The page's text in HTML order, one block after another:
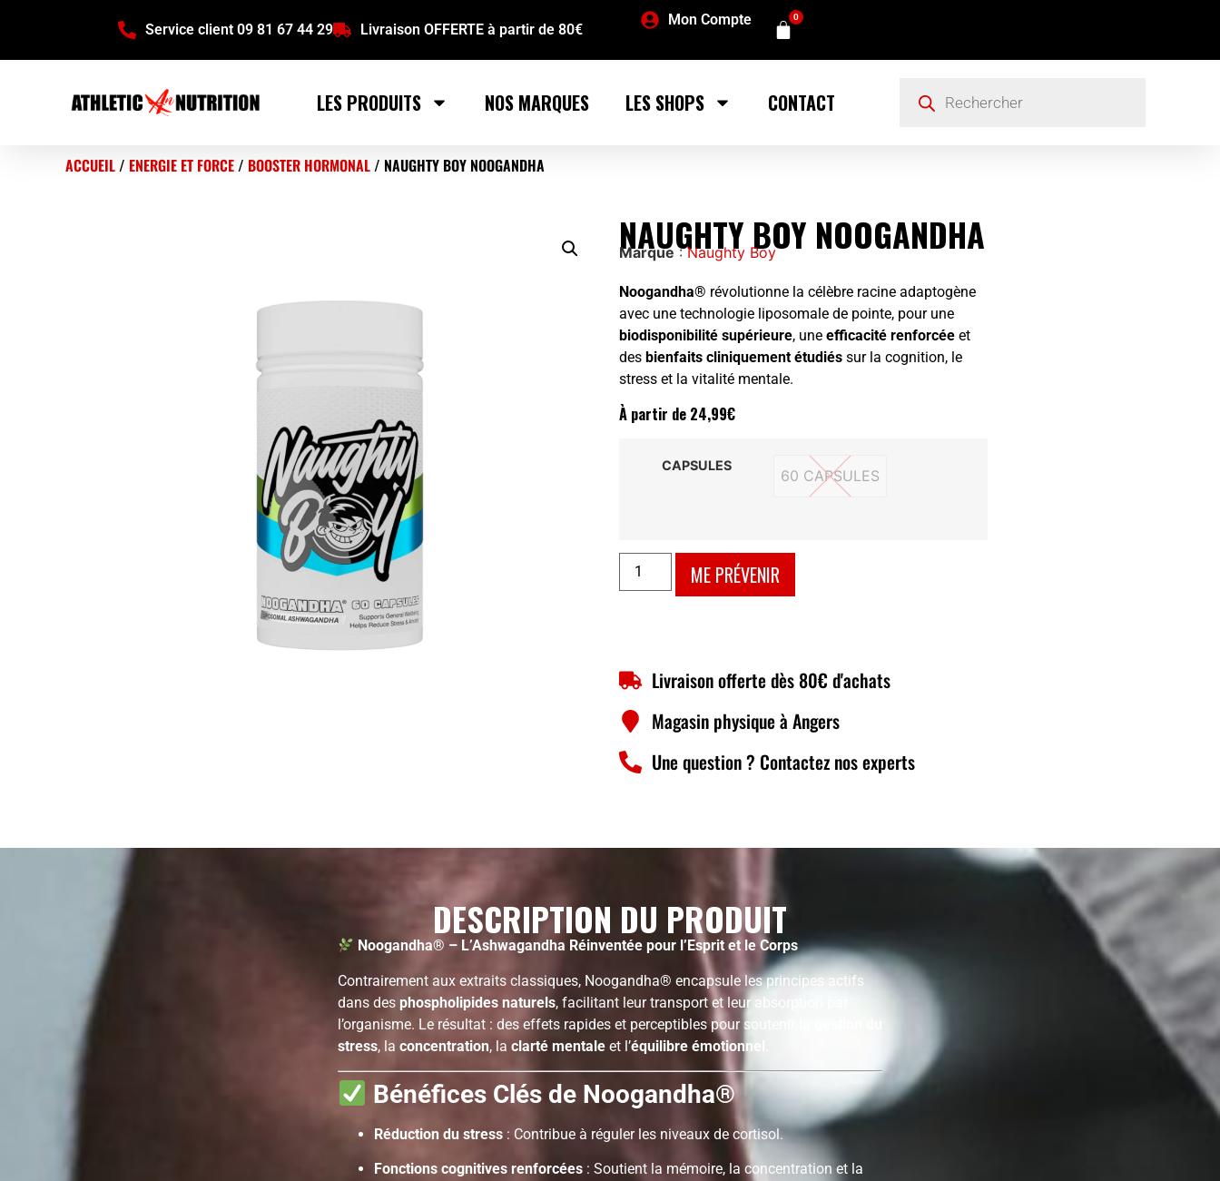
Service client 09 81 67 44 29 Livraison OFFERTE à partir de 80€
Mon Compte 0
LES PRODUITS NOS MARQUES LES SHOPS CONTACT
ACCUEIL/ ENERGIE ET FORCE/ BOOSTER HORMONAL/ NAUGHTY BOY NOOGANDHA
NAUGHTY BOY NOOGANDHA
Marque :Naughty Boy
Noogandha®️ révolutionne la célèbre racine adaptogène
avec une technologie liposomale de pointe, pour une
biodisponibilité supérieure, une efficacité renforcée et
des bienfaits cliniquement étudiés sur la cognition, le
stress et la vitalité mentale.
À partir de 24,99€
CAPSULES
60 CAPSULES
60 CAPSULES
ME PRÉVENIR
Livraison offerte dès 80€ d'achats
Magasin physique à Angers
Une question ? Contactez nos experts
DESCRIPTION DU PRODUIT
Noogandha®️ – L’Ashwagandha Réinventée pour l’Esprit et le Corps
Contrairement aux extraits classiques, Noogandha®️ encapsule les principes actifs
dans des phospholipides naturels, facilitant leur transport et leur absorption par
l’organisme. Le résultat : des effets rapides et perceptibles pour soutenir la
stress, la concentration, la clarté mentale et l’équilibre émotionnel
Bénéfices Clés de Noogandha®️
Réduction du stress : Contribue à réguler les niveaux de cortisol.
Fonctions cognitives renforcées : Soutient la mémoire, la concentration et la